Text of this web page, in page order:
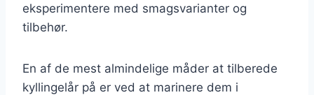
eksperimentere med smagsvarianter og
tilbehør.
En af de mest almindelige måder at tilberede
kyllingelår på er ved at marinere dem i